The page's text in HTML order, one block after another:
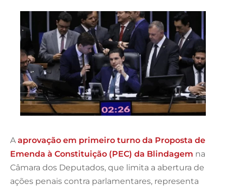
A aprovação em primeiro turno da Proposta de
Emenda à Constituição (PEC) da Blindagem na
Câmara dos Deputados, que limita a abertura de
ações penais contra parlamentares, representa